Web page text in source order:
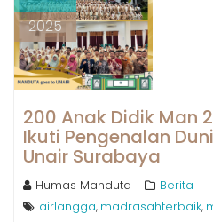
2025
200 Anak Didik Man
Ikuti Pengenalan
Unair Surabaya
Humas Manduta
Berita
airlangga, madrasahterbaik,